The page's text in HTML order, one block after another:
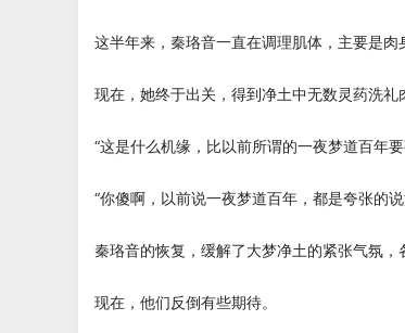
这半年来，秦珞音一直在调理肌体，主要是肉
现在，她终于出关，得到净土中无数灵药洗礼
“这是什么机缘，比以前所谓的一夜梦道百年
“你傻啊，以前说一夜梦道百年，都是夸张的
秦珞音的恢复，缓解了大梦净土的紧张气氛，
现在，他们反倒有些期待。